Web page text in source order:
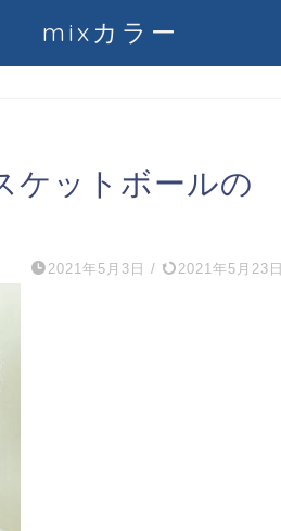
mixカラー
ケットボールの
2021年5月3日 / 2021年5月23日